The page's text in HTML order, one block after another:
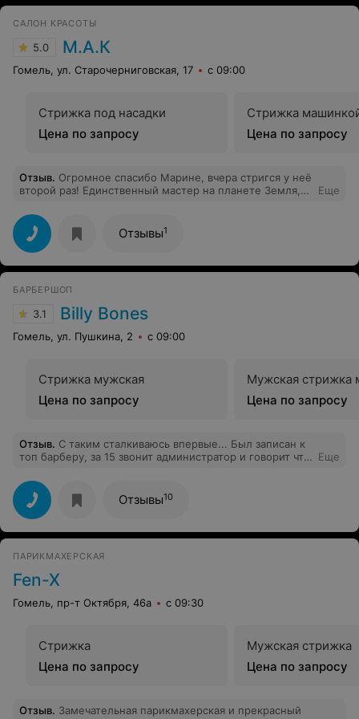
САЛОН КРАСОТЫ
5.0 М.А.К
Гомель, ул. Старочерниговская, 17 с 09:00
Стрижка под насадки
Цена по запросу
Стрижка
Цена по запросу
Отзыв. Огромное спасибо Марине, вчера стригся у неё
второй раз! Единственный мастер на планете Земля,
приятная девушка. Я знаю, как сложно найти хороших
администраторов с высоким эмоциональным
интеллектом, руководству салона это удалось, и задать
правильную доброжелательную атмосферу. В Гомеле
вообще с сервисом пока плохо, но в этом салоне, я
адекватных клиентов!
Еще
Отзывы1
БАРБЕРШОП
3.1 Billy Bones
Гомель, ул. Пушкина, 2 с 09:00
Стрижка мужская
Цена по запросу
Мужская стрижка
Цена по запросу
Отзыв. С таким сталкиваюсь впервые... Был записан к
топ барберу, за 15 звонит администратор и говорит что
вас к младшему барберу, качество будет такое же
хорошее" По итогу испортили волосы и длину а у
мастера тряслись руки в прямом смысле. И вишенка
на торте в том, что топ барбер был оказывается на
месте и начала стричь другого человека! Просто чтобы
Никому не рекомендую. И поменяйте администратора,
не может связать и двух слов! По итогу заплатил
только 10 рублей из 20 и ушёл.
Еще
Отзывы10
ПАРИКМАХЕРСКАЯ
Fen-X
Гомель, пр-т Октября, 46а с 09:30
Стрижка
Цена по запросу
Мужская стрижка
Цена по запросу
Отзыв. Замечательная парикмахерская и прекрасный